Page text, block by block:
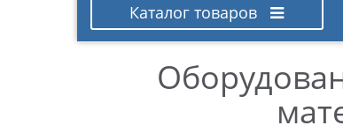
Каталог товаров